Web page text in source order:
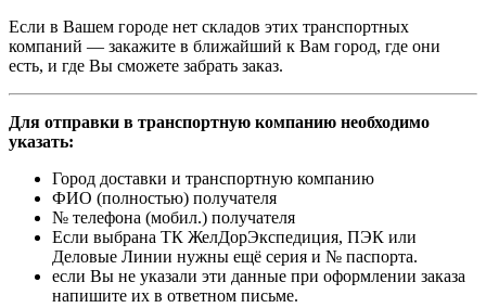
Если в Вашем городе нет складов этих транспортных
компаний — закажите в ближайший к Вам город, где они
есть, и где Вы сможете забрать заказ.
Для отправки в транспортную компанию необходимо
указать:
Город доставки и транспортную компанию
ФИО (полностью) получателя
№ телефона (мобил.) получателя
Если выбрана ТК ЖелДорЭкспедиция, ПЭК или
Деловые Линии нужны ещё серия и № паспорта.
если Вы не указали эти данные при оформлении заказа
напишите их в ответном письме.